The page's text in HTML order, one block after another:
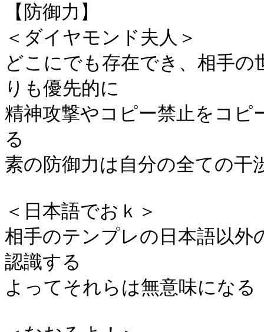
【防御力】
＜ダイヤモンド夫人＞
どこにでも存在でき、相手
りも優先的に
精神攻撃やコピー禁止をコピ
る
素の防御力は自分の全ての干
＜日本語でおｋ＞
相手のテンプレの日本語以外
認識する
よってそれらは無意味になる